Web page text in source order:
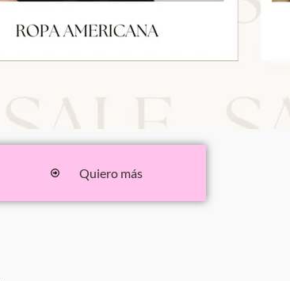
Quiero más